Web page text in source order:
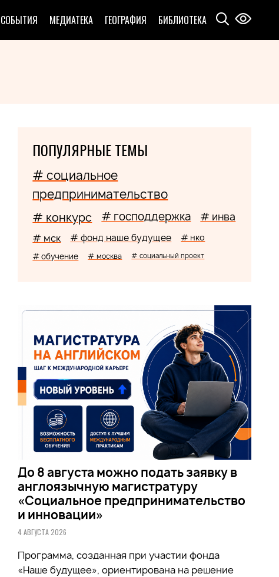
СОБЫТИЯ МЕДИАТЕКА ГЕОГРАФИЯ БИБЛИОТЕКА
ПОПУЛЯРНЫЕ ТЕМЫ
# социальное
предпринимательство
# конкурс # господдержка # инва
# мск # фонд наше будущее # нко
# обучение # москва # социальный проект
До 8 августа можно подать заявку в
англоязычную магистратуру
«Социальное предпринимательство
и инновации»
4 АВГУСТА 2026
Программа, созданная при участии фонда
«Наше будущее», ориентирована на решение